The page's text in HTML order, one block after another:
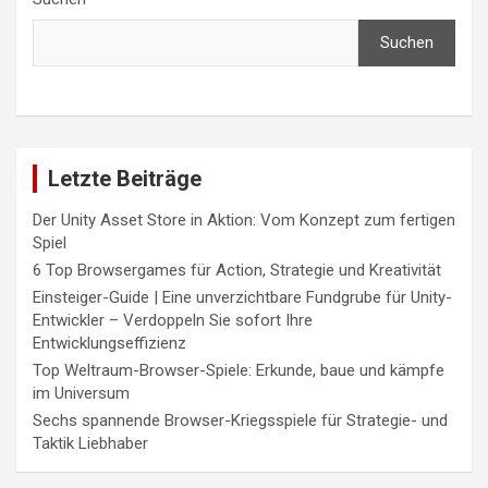
Suchen
Letzte Beiträge
Der Unity Asset Store in Aktion: Vom Konzept zum fertigen
Spiel
6 Top Browsergames für Action, Strategie und Kreativität
Einsteiger-Guide | Eine unverzichtbare Fundgrube für Unity-
Entwickler – Verdoppeln Sie sofort Ihre
Entwicklungseffizienz
Top Weltraum-Browser-Spiele: Erkunde, baue und kämpfe
im Universum
Sechs spannende Browser-Kriegsspiele für Strategie- und
Taktik Liebhaber